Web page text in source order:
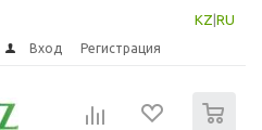
KZ RU
Вход Регистрация